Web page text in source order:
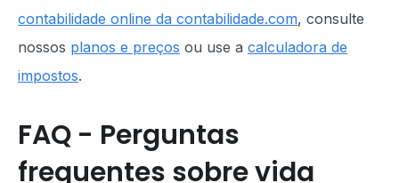
contabilidade online da contabilidade.com, consulte
nossos planos e preços ou use a calculadora de
impostos.
FAQ - Perguntas
frequentes sobre vida